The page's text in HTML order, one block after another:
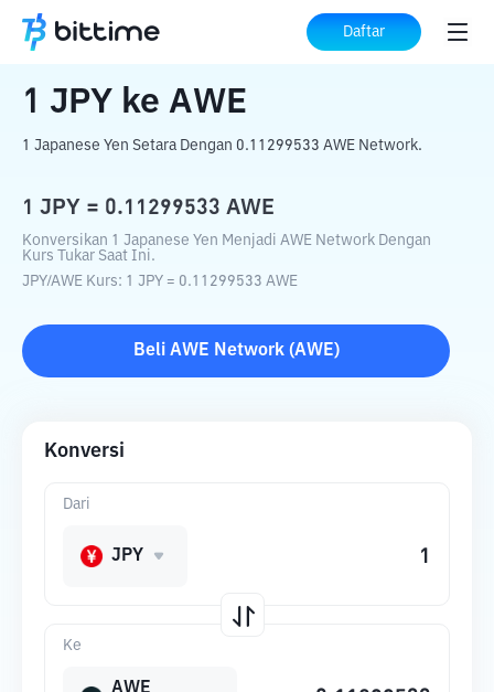
Daftar
Beranda Konverter Kripto ke AWE
1 JPY ke AWE
1 Japanese Yen Setara Dengan 0.11299533 AWE Network.
1 JPY = 0.11299533 AWE
Konversikan 1 Japanese Yen Menjadi AWE Network Dengan
Kurs Tukar Saat Ini.
JPY/AWE Kurs: 1 JPY = 0.11299533 AWE
Beli AWE Network(AWE)
Konversi
Ke
Dari
JPY